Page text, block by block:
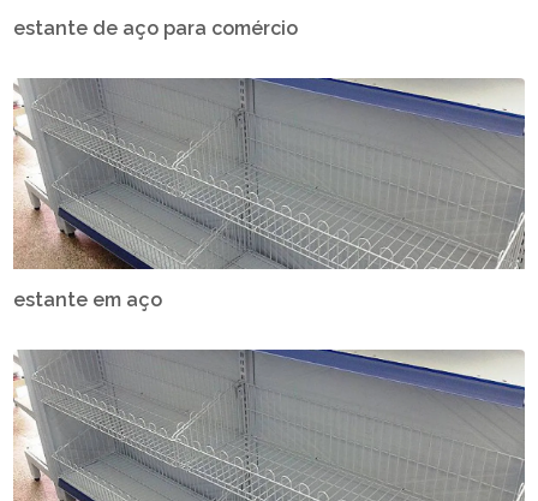
estante de aço para comércio
estante em aço